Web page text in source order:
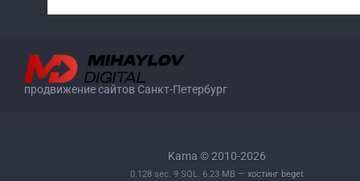
продвижение сайтов Санкт-Петербург
Kama © 2010-2026
0.128 sec. 9 SQL. 6.23 MB — хостинг beget